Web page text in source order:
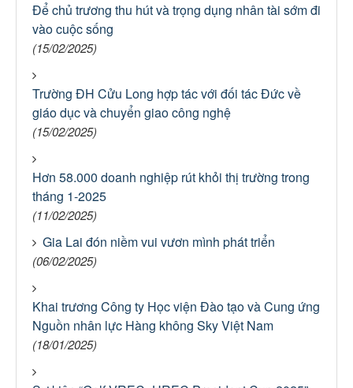
Để chủ trương thu hút và trọng dụng nhân tài sớm đi
vào cuộc sống
(15/02/2025)
Trường ĐH Cửu Long hợp tác với đối tác Đức về
giáo dục và chuyển giao công nghệ
(15/02/2025)
Hơn 58.000 doanh nghiệp rút khỏi thị trường trong
tháng 1-2025
(11/02/2025)
Gia Lai đón niềm vui vươn mình phát triển
(06/02/2025)
Khai trương Công ty Học viện Đào tạo và Cung ứng
Nguồn nhân lực Hàng không Sky Việt Nam
(18/01/2025)